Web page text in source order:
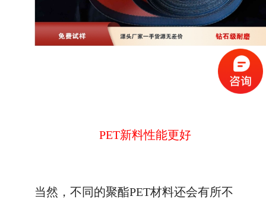
PET新料性能更好
当然，不同的聚酯PET材料还会有所不